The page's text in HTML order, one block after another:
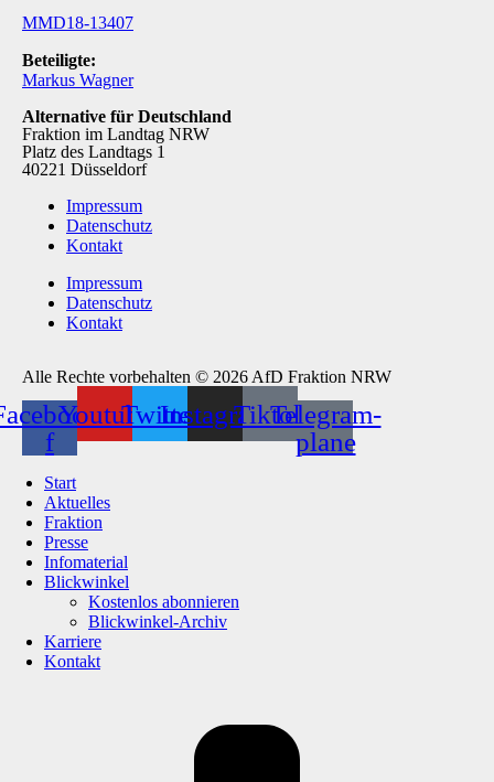
MMD18-13407
Beteiligte:
Markus Wagner
Alternative für Deutschland
Fraktion im Landtag NRW
Platz des Landtags 1
40221 Düsseldorf
Impressum
Datenschutz
Kontakt
Impressum
Datenschutz
Kontakt
Alle Rechte vorbehalten © 2026 AfD Fraktion NRW
f
YoutubeTwitterInstagramTiktokTelegram-
plane
Start
Aktuelles
Fraktion
Presse
Infomaterial
Blickwinkel
Kostenlos abonnieren
Blickwinkel-Archiv
Karriere
Kontakt